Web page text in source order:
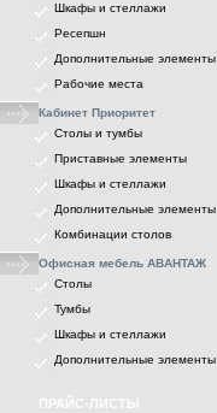
Шкафы и стеллажи
Ресепшн
Дополнительные элементы
Рабочие места
Кабинет Приоритет
Столы и тумбы
Приставные элементы
Шкафы и стеллажи
Дополнительные элементы
Комбинации столов
Офисная мебель АВАНТАЖ
Столы
Тумбы
Шкафы и стеллажи
Дополнительные элементы
ПРАЙС-ЛИСТЫ